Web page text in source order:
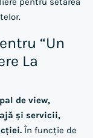
“un
La
de view,
și servicii,
În funcție de